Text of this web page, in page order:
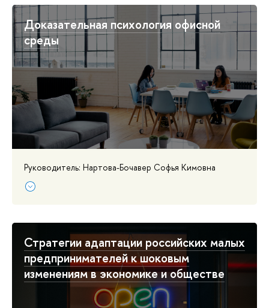
Доказательная психология офисной
среды
Руководитель: Нартова-Бочавер Софья Кимовна
Стратегии адаптации российских малых
предпринимателей к шоковым
изменениям в экономике и обществе